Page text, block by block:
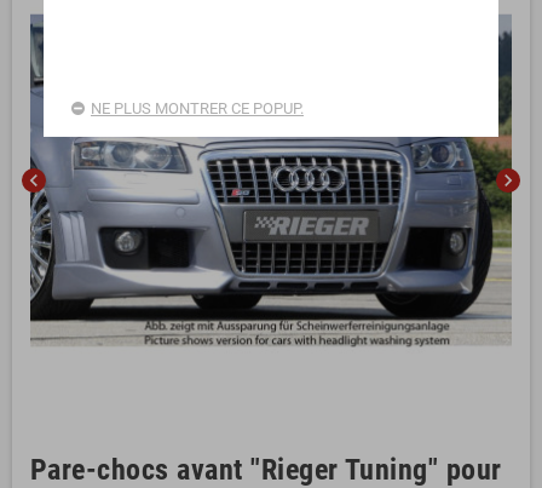
chevron_left chevron_right
Pare-chocs avant "Rieger Tuning" pour
NE PLUS MONTRER CE POPUP.